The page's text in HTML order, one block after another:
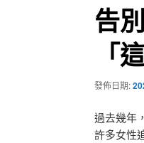
告
「
發佈日期:
過去幾年
許多女性